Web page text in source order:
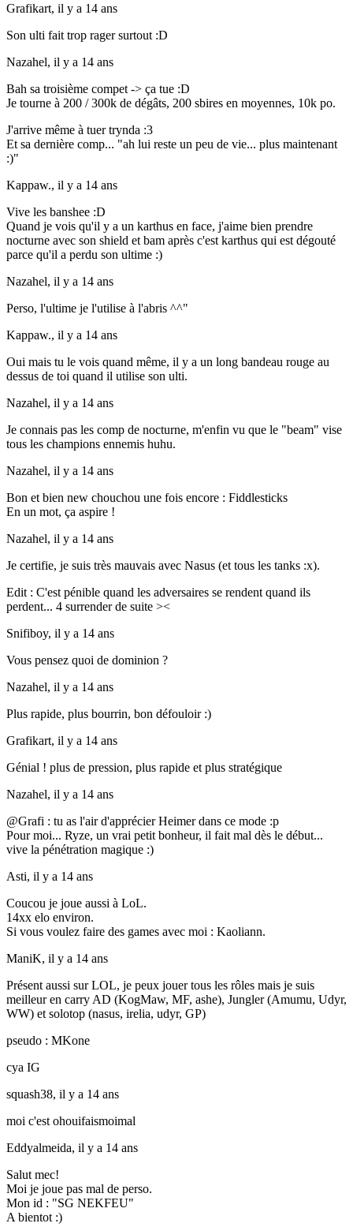
Grafikart, il y a 14 ans
Son ulti fait trop rager surtout :D
Nazahel, il y a 14 ans
Bah sa troisième compet -> ça tue :D
Je tourne à 200 / 300k de dégâts, 200 sbires en moyennes, 10k po.
J'arrive même à tuer trynda :3
Et sa dernière comp... "ah lui reste un peu de vie... plus maintenant
:)"
Kappaw., il y a 14 ans
Vive les banshee :D
Quand je vois qu'il y a un karthus en face, j'aime bien prendre
nocturne avec son shield et bam après c'est karthus qui est dégouté
parce qu'il a perdu son ultime :)
Nazahel, il y a 14 ans
Perso, l'ultime je l'utilise à l'abris ^^"
Kappaw., il y a 14 ans
Oui mais tu le vois quand même, il y a un long bandeau rouge au
dessus de toi quand il utilise son ulti.
Nazahel, il y a 14 ans
Je connais pas les comp de nocturne, m'enfin vu que le "beam" vise
tous les champions ennemis huhu.
Nazahel, il y a 14 ans
Bon et bien new chouchou une fois encore : Fiddlesticks
En un mot, ça aspire !
Nazahel, il y a 14 ans
Je certifie, je suis très mauvais avec Nasus (et tous les tanks :x).
Edit : C'est pénible quand les adversaires se rendent quand ils
perdent... 4 surrender de suite ><
Snifiboy, il y a 14 ans
Vous pensez quoi de dominion ?
Nazahel, il y a 14 ans
Plus rapide, plus bourrin, bon défouloir :)
Grafikart, il y a 14 ans
Génial ! plus de pression, plus rapide et plus stratégique
Nazahel, il y a 14 ans
@Grafi : tu as l'air d'apprécier Heimer dans ce mode :p
Pour moi... Ryze, un vrai petit bonheur, il fait mal dès le début...
vive la pénétration magique :)
Asti, il y a 14 ans
Coucou je joue aussi à LoL.
14xx elo environ.
Si vous voulez faire des games avec moi : Kaoliann.
ManiK, il y a 14 ans
Présent aussi sur LOL, je peux jouer tous les rôles mais je suis
meilleur en carry AD (KogMaw, MF, ashe), Jungler (Amumu, Udyr,
WW) et solotop (nasus, irelia, udyr, GP)
pseudo : MKone
cya IG
squash38, il y a 14 ans
moi c'est ohouifaismoimal
Eddyalmeida, il y a 14 ans
Salut mec!
Moi je joue pas mal de perso.
Mon id : "SG NEKFEU"
A bientot :)